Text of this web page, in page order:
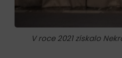
V roce 2021 získalo